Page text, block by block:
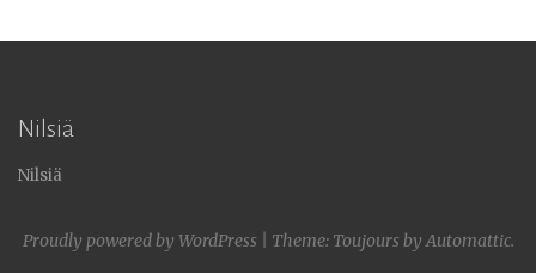
Nilsiä
Nilsiä
Proudly powered by WordPress Theme: Toujours byAutomattic.